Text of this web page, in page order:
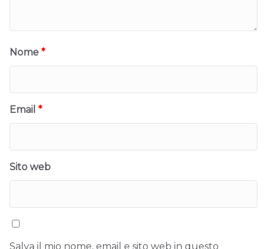
Nome *
Email *
Sito web
Salva il mio nome, email e sito web in questo